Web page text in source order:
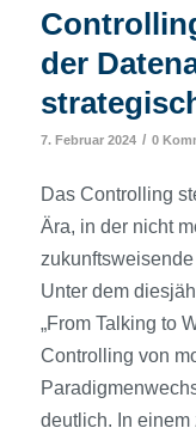
der
7. Februar 2024 / 0
Das Controlling
Ära, in der nicht
Unter dem
„From Talking to
Controlling von
deutlich. In einem